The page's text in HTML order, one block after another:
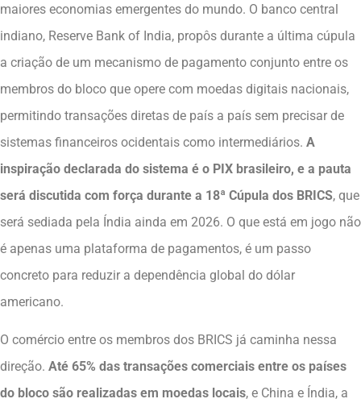
maiores economias emergentes do mundo. O banco central
indiano, Reserve Bank of India, propôs durante a última cúpula
a criação de um mecanismo de pagamento conjunto entre os
membros do bloco que opere com moedas digitais nacionais,
permitindo transações diretas de país a país sem precisar de
sistemas financeiros ocidentais como intermediários. A
inspiração declarada do sistema é o PIX brasileiro, e a pauta
será discutida com força durante a 18ª Cúpula dos BRICS, que
será sediada pela Índia ainda em 2026. O que está em jogo não
é apenas uma plataforma de pagamentos, é um passo
concreto para reduzir a dependência global do dólar
americano.
O comércio entre os membros dos BRICS já caminha nessa
direção. Até 65% das transações comerciais entre os países
do bloco são realizadas em moedas locais, e China e Índia, a